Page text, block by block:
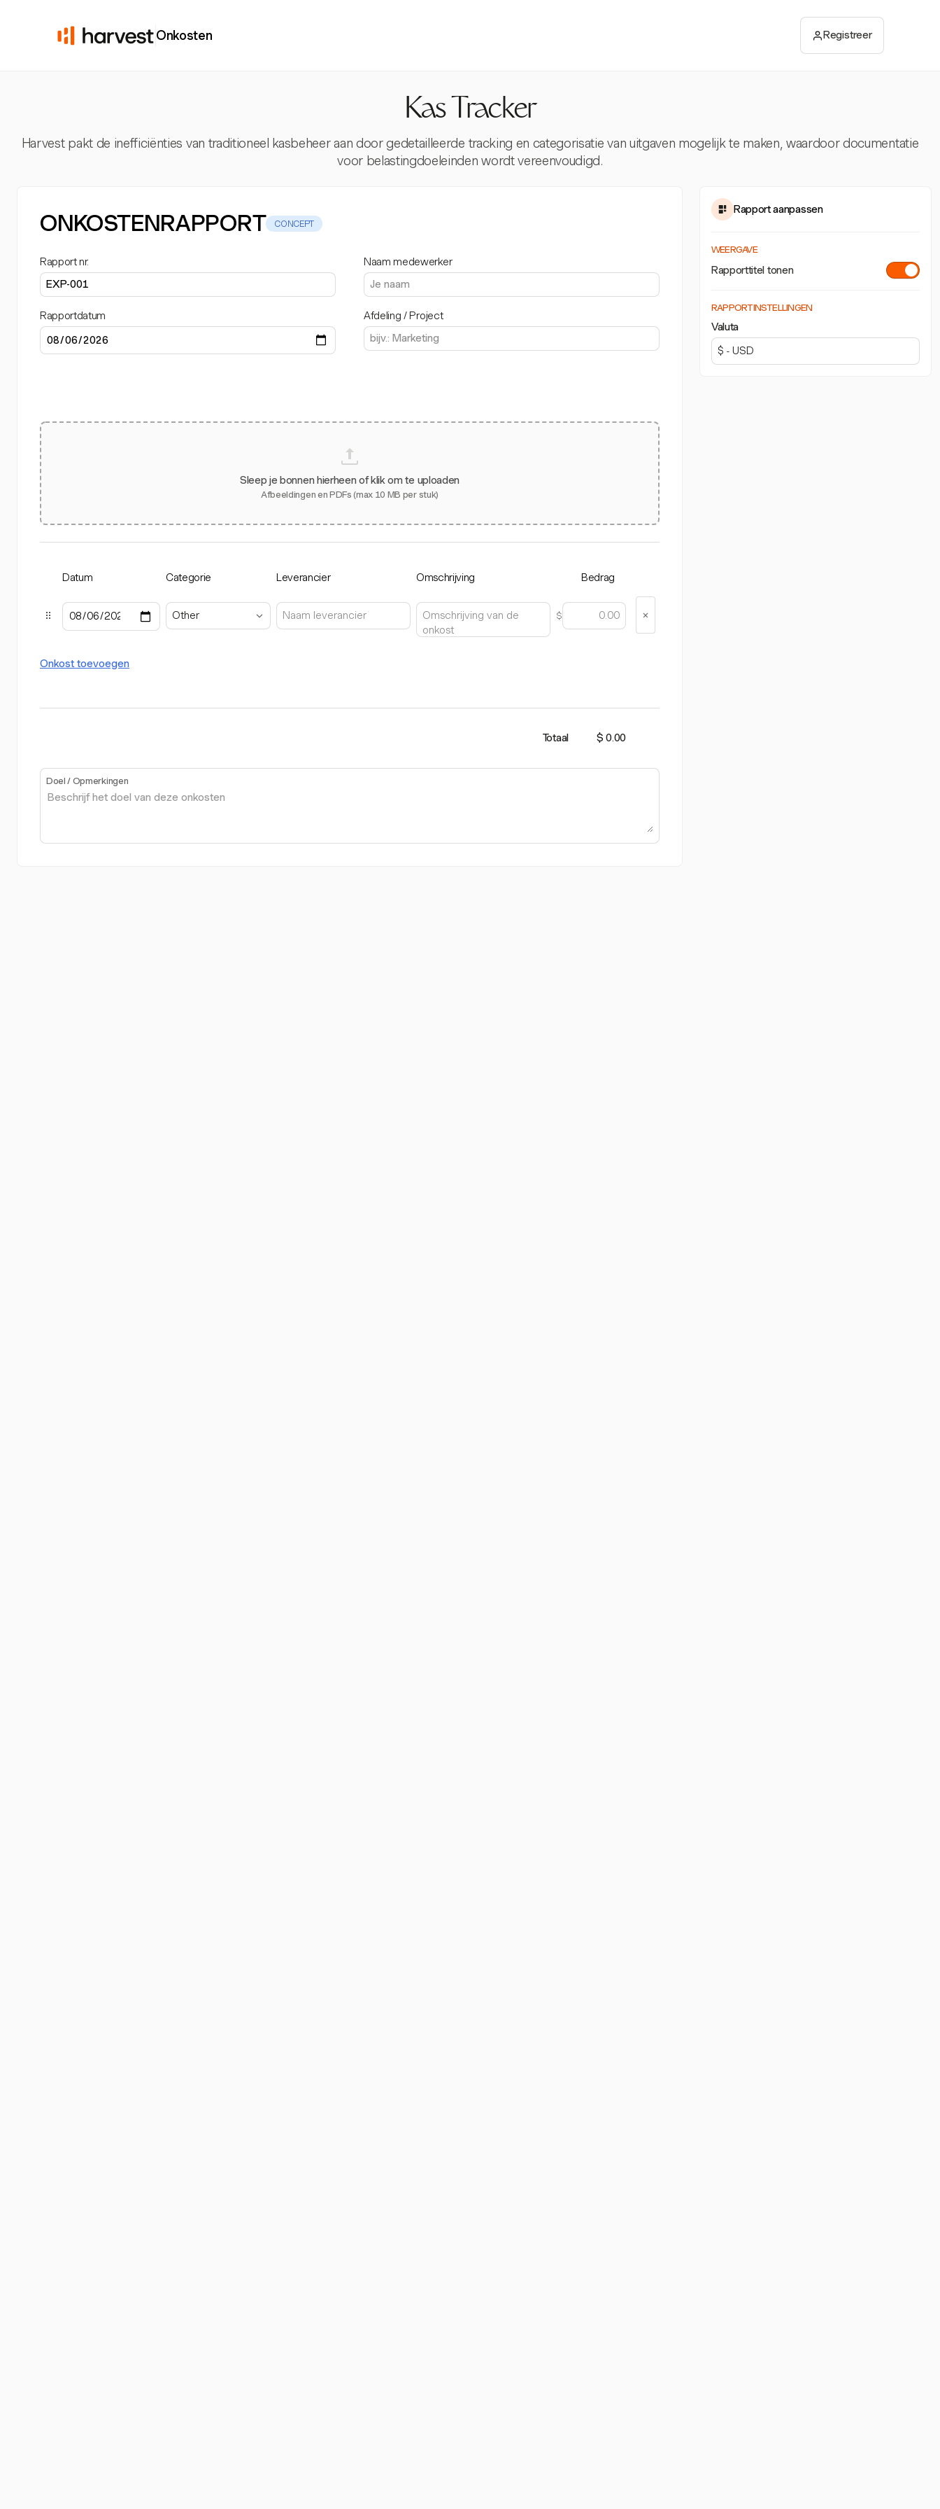
Onkosten Registreer
Kas Tracker
Harvest pakt de inefficiënties van traditioneel kasbeheer aan door gedetailleerde tracking en categorisatie van uitgaven mogelijk te maken, waardoor documentatie
voor belastingdoeleinden wordt vereenvoudigd.
ONKOSTENRAPPORT CONCEPT
Rapport nr.
Rapportdatum
Naam medewerker
Afdeling / Project
Sleep je bonnen hierheen of klik om te uploaden
Afbeeldingen en PDFs (max 10 MB per stuk)
Datum Categorie Leverancier Omschrijving Bedrag
Other $
Onkost toevoegen
Totaal $ 0.00
Doel / Opmerkingen
Rapport aanpassen
WEERGAVE
Rapporttitel tonen
RAPPORTINSTELLINGEN
Valuta